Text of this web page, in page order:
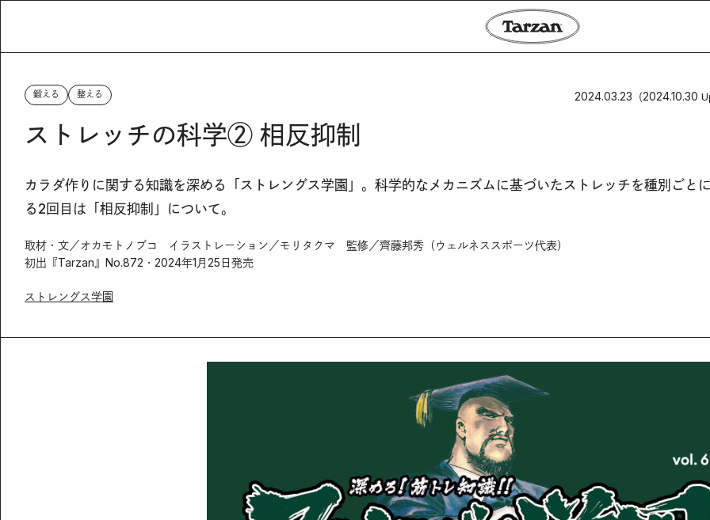
鍛える 整える 2024.03.23 （2024.10.30
ストレッチの科学② 相反抑制
カラダ作りに関する知識を深める「ストレングス学園」。科学的なメカニズムに基づいたストレッチを種別ごと
る2回目は「相反抑制」について。
取材・文／オカモトノブコ イラストレーション／モリタクマ 監修／齊藤邦秀（ウェルネススポーツ代表）
初出『Tarzan』No.872・2024年1月25日発売
ストレングス学園